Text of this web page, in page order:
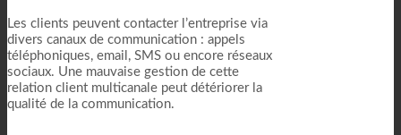
Les clients peuvent contacter l’entreprise via
divers canaux de communication : appels
téléphoniques, email, SMS ou encore réseaux
sociaux. Une mauvaise gestion de cette
relation client multicanale peut détériorer la
qualité de la communication.